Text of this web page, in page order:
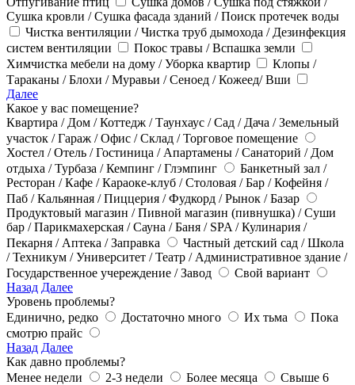
Сушка кровли / Сушка фасада зданий / Поиск протечек воды
Чистка вентиляции / Чистка труб дымохода / Дезинфекция
систем вентиляции
Покос травы / Вспашка земли
Химчистка мебели на дому / Уборка квартир
Клопы /
Тараканы / Блохи / Муравьи / Сеноед / Кожеед/ Вши
Далее
Какое у вас помещение?
Квартира / Дом / Коттедж / Таунхаус / Сад / Дача / Земельный
участок / Гараж / Офис / Склад / Торговое помещение
Хостел / Отель / Гостиница / Апартамены / Санаторий / Дом
отдыха / Турбаза / Кемпинг / Глэмпинг
Банкетный зал /
Ресторан / Кафе / Караоке-клуб / Столовая / Бар / Кофейня /
Паб / Кальянная / Пиццерия / Фудкорд / Рынок / Базар
Продуктовый магазин / Пивной магазин (пивнушка) / Суши
бар / Парикмахерская / Сауна / Баня / SPA / Кулинария /
Пекарня / Аптека / Заправка
Частный детский сад / Школа
/ Техникум / Университет / Театр / Административное здание /
Государственное учереждение / Завод
Свой вариант
Назад Далее
Уровень проблемы?
Единично, редко
Достаточно много Их тьма
Пока
смотрю прайс
Назад Далее
Как давно проблемы?
Менее недели
2-3 недели Более месяца
Свыше 6